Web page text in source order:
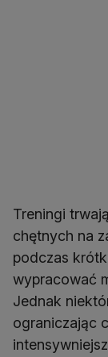
Treningi
chętnych na
podczas
wypracować
Jednak
ograniczając